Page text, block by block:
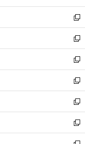
開
く
ウ
で
開
く
ン
ド
ウ
で
開
く
ウ
ィ
ン
ド
ウ
で
開
く
し
い
ウ
ィ
ン
ド
ウ
で
開
く
新
し
い
ウ
ィ
ン
ド
ウ
で
開
く
新
し
い
ウ
ィ
ン
ド
ウ
で
開
新
し
い
ウ
ィ
ン
ド
ウ
新
し
い
ウ
ィ
ン
新
し
い
ウ
新
し